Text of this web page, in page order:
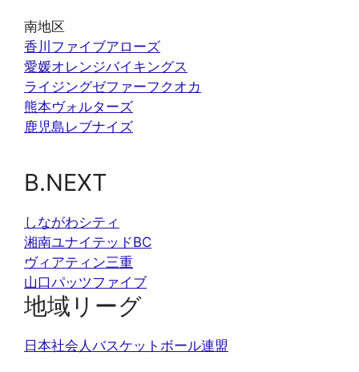
南地区
香川ファイブアローズ
愛媛オレンジバイキングス
ライジングゼファーフクオカ
熊本ヴォルターズ
鹿児島レブナイズ
B.NEXT
しながわシティ
湘南ユナイテッドBC
ヴィアティン三重
山口パッツファイブ
地域リーグ
日本社会人バスケットボール連盟